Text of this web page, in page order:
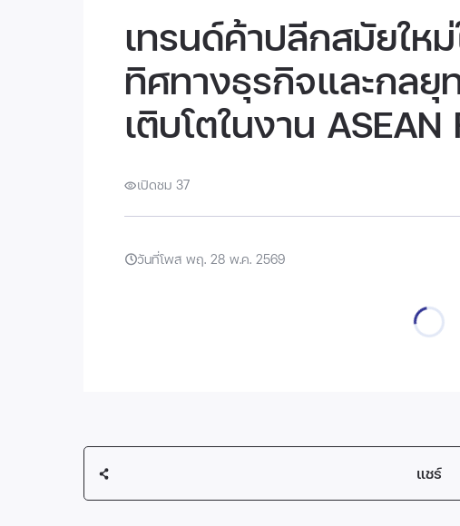
เทรนด์ค้าปลีกสมัยให
ทิศทางธุรกิจและกลยุ
เติบโตในงาน
เปิดชม 37
วันที่โพส พฤ. 28 พ.ค. 2569
แชร์